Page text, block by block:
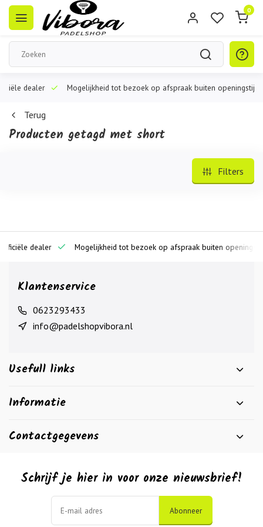
0
dealer Mogelijkheid tot bezoek op afspraak buiten openingstijden
Terug
Producten getagd met short
Filters
dealer Mogelijkheid tot bezoek op afspraak buiten openingstijden
Klantenservice
0623293433
info@padelshopvibora.nl
Usefull links
Informatie
Contactgegevens
Schrijf je hier in voor onze nieuwsbrief!
Abonneer